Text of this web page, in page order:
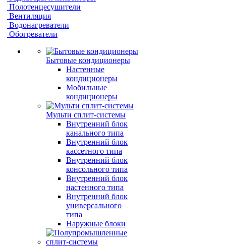
Полотенцесушители
Вентиляция
Водонагреватели
Обогреватели
Бытовые кондиционеры
Настенные
кондиционеры
Мобильные
кондиционеры
Мульти сплит-системы
Внутренний блок
канального типа
Внутренний блок
кассетного типа
Внутренний блок
консольного типа
Внутренний блок
настенного типа
Внутренний блок
универсального
типа
Наружные блоки